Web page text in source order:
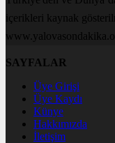
içerikleri kaynak
SAYFALAR
Üye Girişi
Üye Kaydı
Künye
Hakkımızda
İletişim